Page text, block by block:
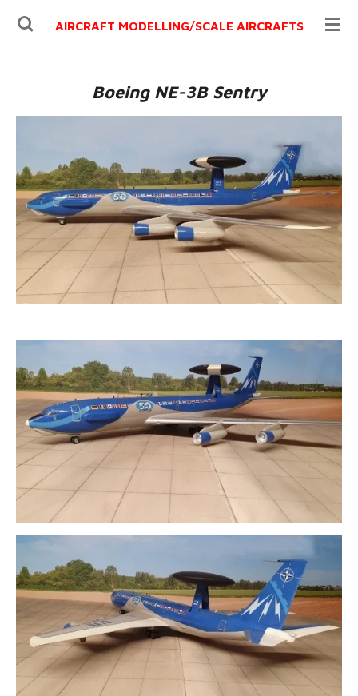
Ga
AIRCRAFT MODELLING/SCALE AIRCRAFTS
Boeing NE-3B Sentry